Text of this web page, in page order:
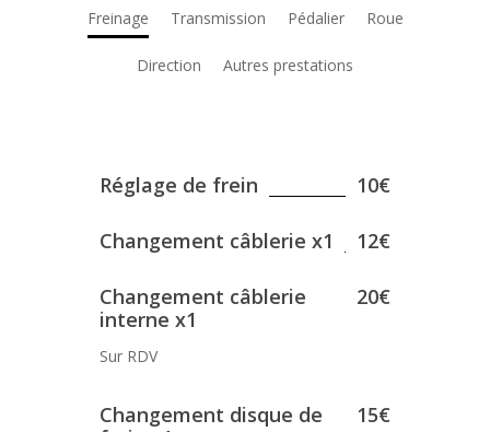
Freinage Transmission Pédalier Roue
Direction Autres prestations
Réglage de frein 10€
Changement câblerie x1 12€
Changement câblerie
interne x1
20€
Sur RDV
Changement disque de
15€